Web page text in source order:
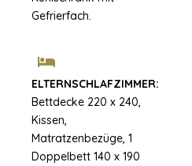
Gefrierfach.
ELTERNSCHLAFZIMMER:
Bettdecke 220 x 240,
Kissen,
Matratzenbezüge, 1
Doppelbett 140 x 190